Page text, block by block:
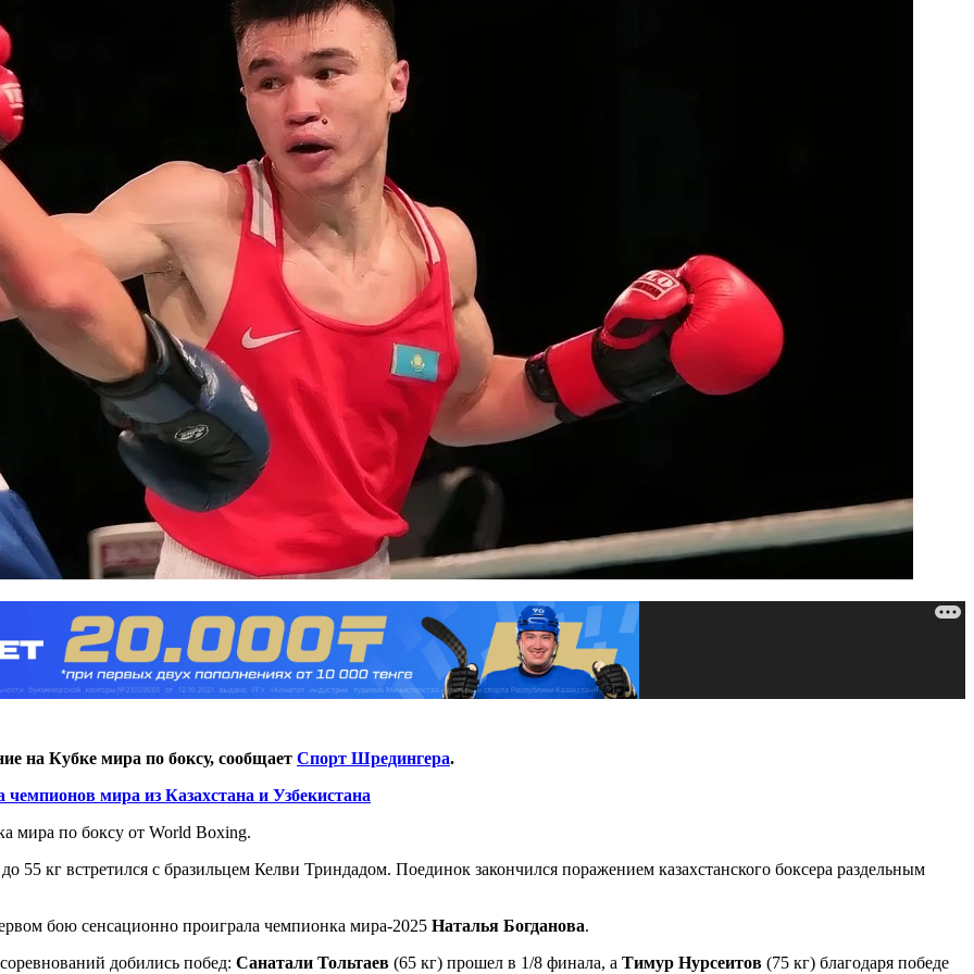
на Кубке мира по боксу, сообщает Спорт Шредингера.
мира из Казахстана и Узбекистана
мира по боксу от World Boxing.
55 кг встретился с бразильцем Келви Триндадом. Поединок закончился поражением казахстанского боксера раздельным
бою сенсационно проиграла чемпионка мира-2025 Наталья Богданова.
добились побед: Санатали Тольтаев (65 кг) прошел в 1/8 финала, а Тимур Нурсеитов (75 кг) благодаря победе